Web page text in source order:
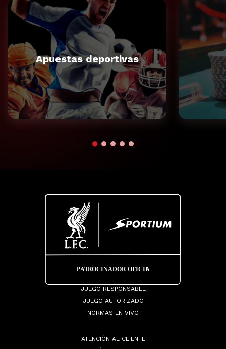
Apuestas deportivas
JUEGO RESPONSABLE
JUEGO AUTORIZADO
NORMAS EN VIVO
ATENCIÓN AL CLIENTE